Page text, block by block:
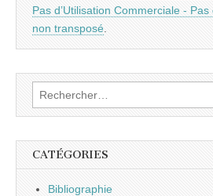
Pas d’Utilisation Commerciale -
non transposé
Rechercher :
CATÉGORIES
Bibliographie